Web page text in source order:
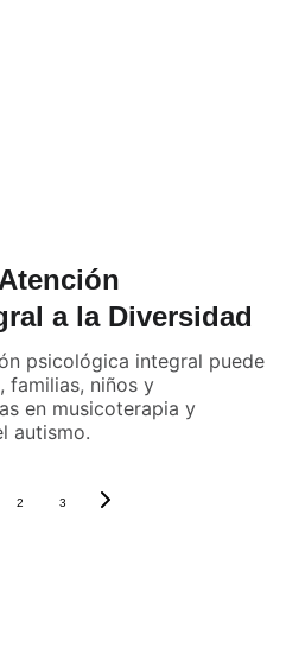
a la Diversidad
psicológica integral puede
familias, niños y
en musicoterapia y
autismo.
2 3